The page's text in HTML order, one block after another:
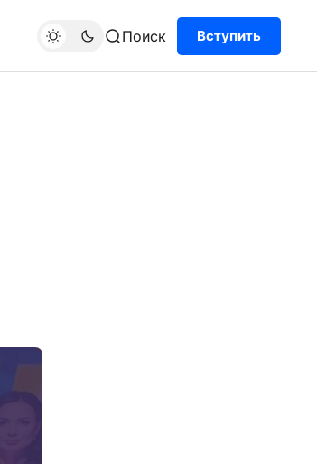
Поиск Вступить